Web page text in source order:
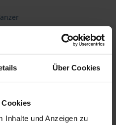
Über Cookies
Cookies
Inhalte und Anzeigen zu
Seiten
Hofmannsthal. Quellen und